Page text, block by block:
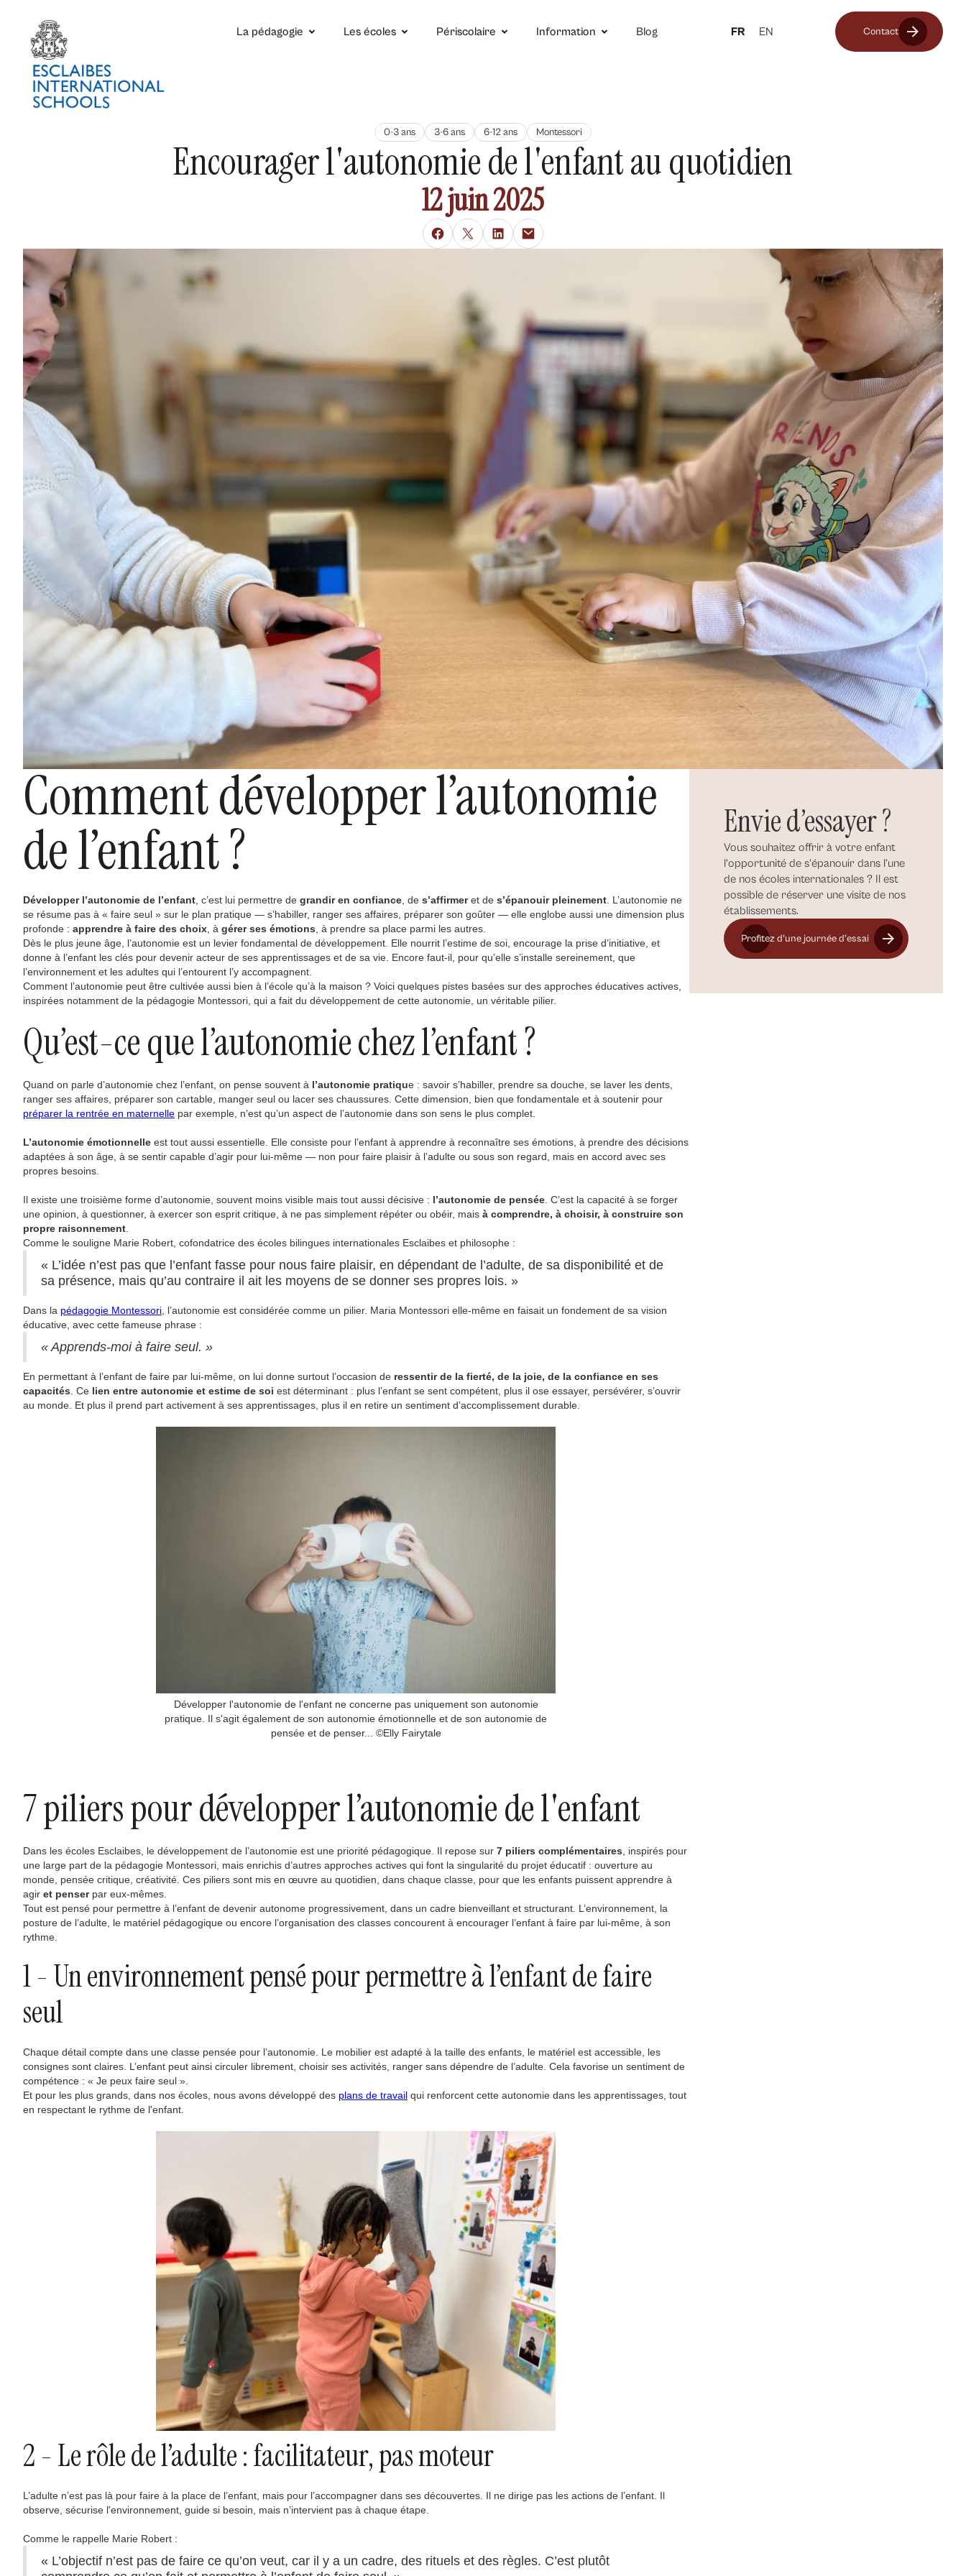
La pédagogie Les écoles Périscolaire Information Blog FR EN Contact
0-3 ans 3-6 ans 6-12 ans Montessori
Encourager l'autonomie de l'enfant au quotidien
12 juin 2025
Comment développer l’autonomie
de l’enfant ?
Développer l’autonomie de l’enfant , c’est lui permettre de grandir en confiance , de s’affirmeret de s’épanouir pleinement . L’autonomie ne
se résume pas à « faire seul » sur le plan pratique — s’habiller, ranger ses affaires, préparer son goûter — elle englobe aussi une dimension plus
profonde : apprendre à faire des choix , à gérer ses émotions , à prendre sa place parmi les autres.
Dès le plus jeune âge, l’autonomie est un levier fondamental de développement. Elle nourrit l’estime de soi, encourage la prise d’initiative, et
donne à l’enfant les clés pour devenir acteur de ses apprentissages et de sa vie. Encore faut-il, pour qu’elle s’installe sereinement, que
l’environnement et les adultes qui l’entourent l’y accompagnent.
Comment l’autonomie peut être cultivée aussi bien à l’école qu’à la maison ? Voici quelques pistes basées sur des approches éducatives actives,
inspirées notamment de la pédagogie Montessori, qui a fait du développement de cette autonomie, un véritable pilier.
Qu’est-ce que l’autonomie chez l’enfant ?
Quand on parle d’autonomie chez l’enfant, on pense souvent à l’autonomie pratique : savoir s’habiller, prendre sa douche, se laver les dents,
ranger ses affaires, préparer son cartable, manger seul ou lacer ses chaussures. Cette dimension, bien que fondamentale et à soutenir pour
préparer la rentrée en maternelle par exemple, n’est qu’un aspect de l’autonomie dans son sens le plus complet.
L’autonomie émotionnelle est tout aussi essentielle. Elle consiste pour l’enfant à apprendre à reconnaître ses émotions, à prendre des décisions
adaptées à son âge, à se sentir capable d’agir pour lui-même — non pour faire plaisir à l’adulte ou sous son regard, mais en accord avec ses
propres besoins.
Il existe une troisième forme d’autonomie, souvent moins visible mais tout aussi décisive : l’autonomie de pensée . C’est la capacité à se forger
une opinion, à questionner, à exercer son esprit critique, à ne pas simplement répéter ou obéir, mais à comprendre, à choisir, à construire son
propre raisonnement
Comme le souligne Marie Robert, cofondatrice des écoles bilingues internationales Esclaibes et philosophe :
« L’idée n’est pas que l’enfant fasse pour nous faire plaisir, en dépendant de l’adulte, de sa disponibilité et de
sa présence, mais qu’au contraire il ait les moyens de se donner ses propres lois. »
Dans la pédagogie Montessori , l’autonomie est considérée comme un pilier. Maria Montessori elle-même en faisait un fondement de sa vision
éducative, avec cette fameuse phrase :
« Apprends-moi à faire seul. »
En permettant à l’enfant de faire par lui-même, on lui donne surtout l’occasion de ressentir de la fierté, de la joie, de la confiance en ses
capacités . Ce lien entre autonomie et estime de soi est déterminant : plus l’enfant se sent compétent, plus il ose essayer, persévérer, s’ouvrir
au monde. Et plus il prend part activement à ses apprentissages, plus il en retire un sentiment d’accomplissement durable.
Développer l'autonomie de l'enfant ne concerne pas uniquement son autonomie
pratique. Il s'agit également de son autonomie émotionnelle et de son autonomie de
pensée et de penser... ©Elly Fairytale
7 piliers pour développer l’autonomie de l'enfant
Dans les écoles Esclaibes, le développement de l’autonomie est une priorité pédagogique. Il repose sur 7 piliers complémentaires , inspirés pour
une large part de la pédagogie Montessori, mais enrichis d’autres approches actives qui font la singularité du projet éducatif : ouverture au
monde, pensée critique, créativité. Ces piliers sont mis en œuvre au quotidien, dans chaque classe, pour que les enfants puissent apprendre à
agir et penserpar eux-mêmes.
Tout est pensé pour permettre à l’enfant de devenir autonome progressivement, dans un cadre bienveillant et structurant. L’environnement, la
posture de l’adulte, le matériel pédagogique ou encore l’organisation des classes concourent à encourager l’enfant à faire par lui-même, à son
rythme.
1 - Un environnement pensé pour permettre à l’enfant de faire
seul
Chaque détail compte dans une classe pensée pour l’autonomie. Le mobilier est adapté à la taille des enfants, le matériel est accessible, les
consignes sont claires. L’enfant peut ainsi circuler librement, choisir ses activités, ranger sans dépendre de l’adulte. Cela favorise un sentiment de
compétence : « Je peux faire seul ».
Et pour les plus grands, dans nos écoles, nous avons développé des plans de travail qui renforcent cette autonomie dans les apprentissages, tout
en respectant le rythme de l'enfant.
2 - Le rôle de l’adulte : facilitateur, pas moteur
L’adulte n’est pas là pour faire à la place de l’enfant, mais pour l’accompagner dans ses découvertes. Il ne dirige pas les actions de l’enfant. Il
observe, sécurise l'environnement, guide si besoin, mais n’intervient pas à chaque étape.
Comme le rappelle Marie Robert :
« L’objectif n’est pas de faire ce qu’on veut, car il y a un cadre, des rituels et des règles. C’est plutôt
Envie d’essayer ?
Vous souhaitez offrir à votre enfant
l’opportunité de s’épanouir dans l’une
de nos écoles internationales ? Il est
possible de réserver une visite de nos
établissements.
Profitez d’une journée d’essai